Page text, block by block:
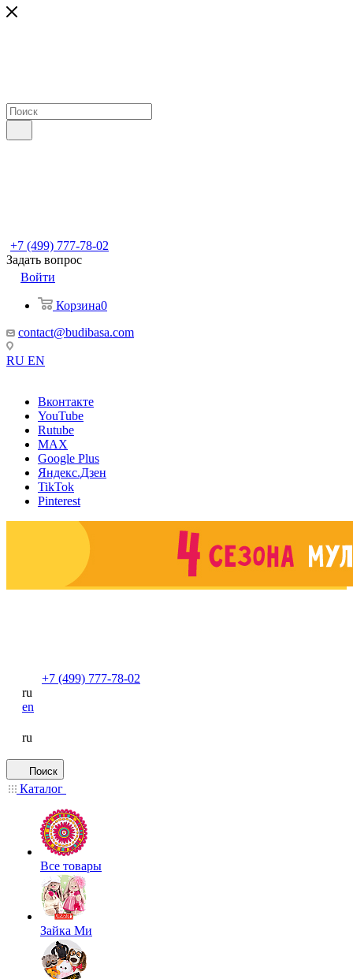
+7 (499) 777-78-02
Задать вопрос
Войти
Корзина0
contact@budibasa.com
RU EN
Вконтакте
YouTube
Rutube
MAX
Google Plus
Яндекс.Дзен
TikTok
Pinterest
+7 (499) 777-78-02
ru
en
ru
Поиск
Каталог
Все товары
Зайка Ми